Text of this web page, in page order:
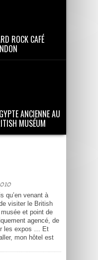
ROCK CAFÉ
ANCIENNE AU
MUSÉUM
qu’en venant à
visiter le British
et point de
agencé, de
les expos … Et
mon hôtel est